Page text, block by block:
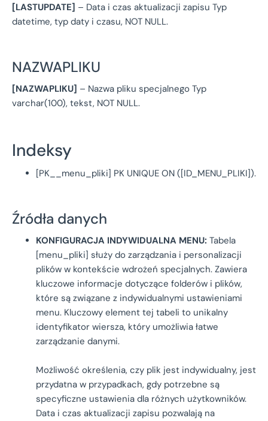
[LASTUPDATE] – Data i czas aktualizacji zapisu Typ
datetime, typ daty i czasu, NOT NULL.
NAZWAPLIKU
[NAZWAPLIKU] – Nazwa pliku specjalnego Typ
varchar(100), tekst, NOT NULL.
Indeksy
[PK__menu_pliki] PK UNIQUE ON ([ID_MENU_PLIKI]).
Źródła danych
KONFIGURACJA INDYWIDUALNA MENU: Tabela
[menu_pliki] służy do zarządzania i personalizacji
plików w kontekście wdrożeń specjalnych. Zawiera
kluczowe informacje dotyczące folderów i plików,
które są związane z indywidualnymi ustawieniami
menu. Kluczowy element tej tabeli to unikalny
identyfikator wiersza, który umożliwia łatwe
zarządzanie danymi.
Możliwość określenia, czy plik jest indywidualny, jest
przydatna w przypadkach, gdy potrzebne są
specyficzne ustawienia dla różnych użytkowników.
Data i czas aktualizacji zapisu pozwalają na